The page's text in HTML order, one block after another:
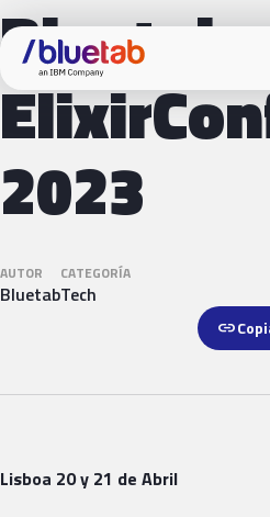
Bluetab
2023
AUTOR
Bluetab
CATEGORÍA
Tech
link
Lisboa 20 y 21 de Abril